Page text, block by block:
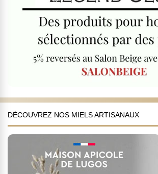
DÉCOUVREZ NOS MIELS ARTISANAUX